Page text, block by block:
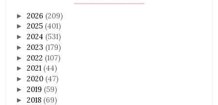
►2026 (209)
►2025 (401)
►2024 (531)
►2023 (179)
►2022 (107)
►2021 (44)
►2020 (47)
►2019 (59)
►2018 (69)